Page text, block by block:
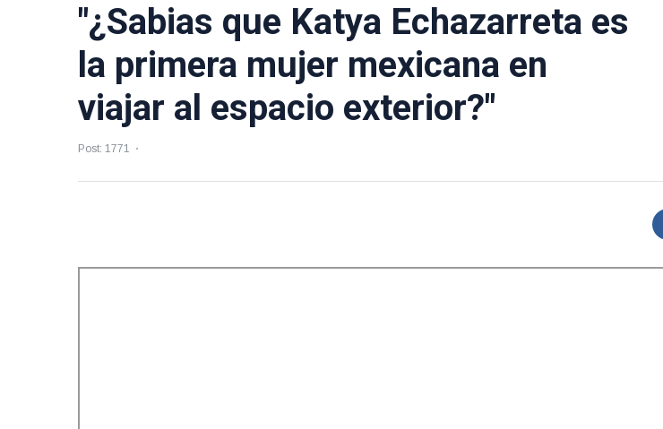
"¿Sabias que Katya Echazarreta es
la primera mujer mexicana en
viajar al espacio exterior?"
Post: 1771